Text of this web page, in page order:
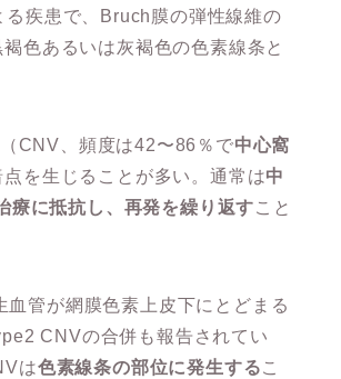
疾患で、Bruch膜の弾性線維の
色あるいは灰褐色の色素線条と
CNV、頻度は42〜86％で中心窩
を生じることが多い。通常は中
療に抵抗し、再発を繰り返すこと
血管が網膜色素上皮下にとどまる
CNVの合併も報告されてい
は色素線条の部位に発生するこ